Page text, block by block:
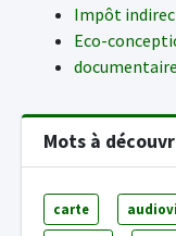
Impôt
Eco-
documentaire
Mots à
carte